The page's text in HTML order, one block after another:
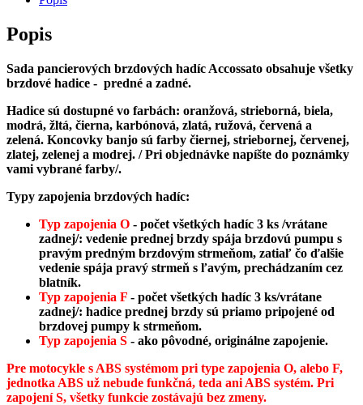
(1999-
Accossato
brzdové
hadice
Popis
Sada pancierových brzdových hadíc Accossato obsahuje všetky
brzdové hadice - predné a zadné.
Hadice sú dostupné vo farbách: oranžová, strieborná, biela,
modrá, žltá, čierna, karbónová, zlatá, ružová, červená a
zelená. Koncovky banjo sú farby čiernej, striebornej, červenej,
zlatej, zelenej a modrej. / Pri objednávke napíšte do poznámky
vami vybrané farby/.
Typy zapojenia brzdových hadíc:
Typ zapojenia O - počet všetkých hadíc 3 ks /vrátane
zadnej/: vedenie prednej brzdy spája brzdovú pumpu s
pravým predným brzdovým strmeňom, zatiaľ čo ďalšie
vedenie spája pravý strmeň s ľavým, prechádzaním cez
blatník.
Typ zapojenia F - počet všetkých hadíc 3 ks/vrátane
zadnej/: hadice prednej brzdy sú priamo pripojené od
brzdovej pumpy k strmeňom.
Typ zapojenia S - ako pôvodné, originálne zapojenie.
Pre motocykle s ABS systémom pri type zapojenia O, alebo F,
jednotka ABS už nebude funkčná, teda ani ABS systém. Pri
zapojení S, všetky funkcie zostávajú bez zmeny.